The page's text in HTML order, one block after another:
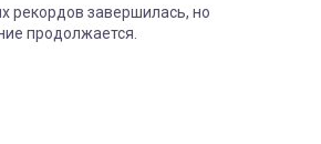
рекордов завершилась, но
продолжается.